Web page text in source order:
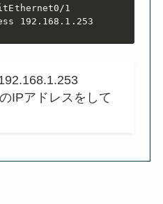
1
192.168.1.253
IPアドレスをして